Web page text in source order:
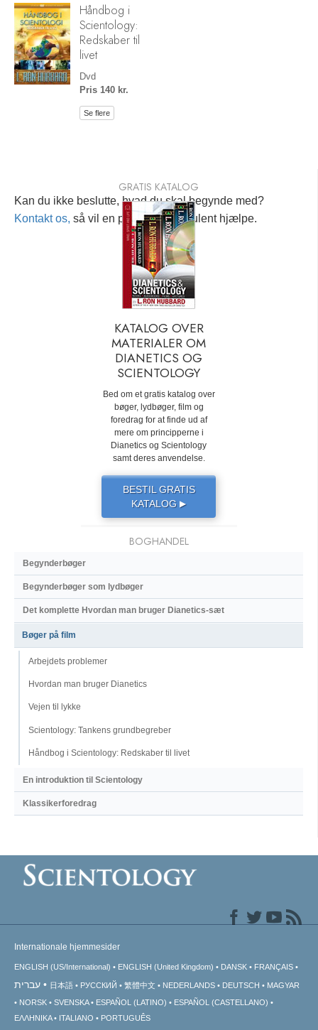
Håndbog i
Scientology:
Redskaber til
livet
Dvd
Pris 140 kr.
Se flere
Kan du ikke beslutte, hvad du skal begynde med?
Kontakt os, så vil en personlig konsulent hjælpe.
GRATIS KATALOG
KATALOG OVER
MATERIALER OM
DIANETICS OG
SCIENTOLOGY
Bed om et gratis katalog over
bøger, lydbøger, film og
foredrag for at finde ud af
mere om principperne i
Dianetics og Scientology
samt deres anvendelse.
BESTIL GRATIS
KATALOG ▶
BOGHANDEL
Begynderbøger
Begynderbøger som lydbøger
Det komplette Hvordan man bruger Dianetics-sæt
Bøger på film
Arbejdets problemer
Hvordan man bruger Dianetics
Vejen til lykke
Scientology: Tankens grundbegreber
Håndbog i Scientology: Redskaber til livet
En introduktion til Scientology
Klassikerforedrag
Internationale hjemmesider
ENGLISH (US/International) ENGLISH (United Kingdom) DANSK FRANÇAIS
עברית 日本語 РУССКИЙ 繁體中文 NEDERLANDS DEUTSCH
MAGYAR
NORSK
SVENSKA ESPAÑOL (LATINO)
ESPAÑOL (CASTELLANO)
ΕΛΛΗΝΙΚA
ITALIANO PORTUGUÊS